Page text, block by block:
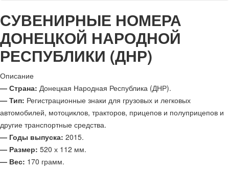
СУВЕНИРНЫЕ НОМЕРА
ДОНЕЦКОЙ НАРОДНОЙ
РЕСПУБЛИКИ (ДНР)
Описание
— Страна: Донецкая Народная Республика (ДНР).
— Тип: Регистрационные знаки для грузовых и легковых
автомобилей, мотоциклов, тракторов, прицепов и полуприцепов и
другие транспортные средства.
— Годы выпуска: 2015.
— Размер: 520 х 112 мм.
— Вес: 170 грамм.